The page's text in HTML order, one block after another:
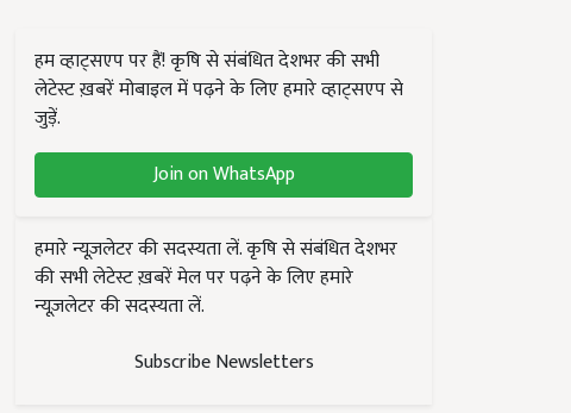
हम व्हाट्सएप पर हैं! कृषि से संबंधित देशभर की सभी
लेटेस्ट ख़बरें मोबाइल में पढ़ने के लिए हमारे व्हाट्सएप से
जुड़ें.
Join on WhatsApp
हमारे न्यूज़लेटर की सदस्यता लें. कृषि से संबंधित देशभर
की सभी लेटेस्ट ख़बरें मेल पर पढ़ने के लिए हमारे
न्यूज़लेटर की सदस्यता लें.
Subscribe Newsletters